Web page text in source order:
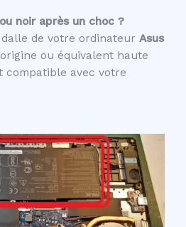
noir après un choc ?
de votre ordinateur Asus
ou équivalent haute
compatible avec votre